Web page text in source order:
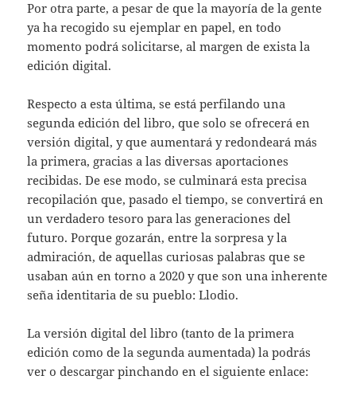
Por otra parte, a pesar de que la mayoría de la gente
ya ha recogido su ejemplar en papel, en todo
momento podrá solicitarse, al margen de exista la
edición digital.
Respecto a esta última, se está perfilando una
segunda edición del libro, que solo se ofrecerá en
versión digital, y que aumentará y redondeará más
la primera, gracias a las diversas aportaciones
recibidas. De ese modo, se culminará esta precisa
recopilación que, pasado el tiempo, se convertirá en
un verdadero tesoro para las generaciones del
futuro. Porque gozarán, entre la sorpresa y la
admiración, de aquellas curiosas palabras que se
usaban aún en torno a 2020 y que son una inherente
seña identitaria de su pueblo: Llodio.
La versión digital del libro (tanto de la primera
edición como de la segunda aumentada) la podrás
ver o descargar pinchando en el siguiente enlace: